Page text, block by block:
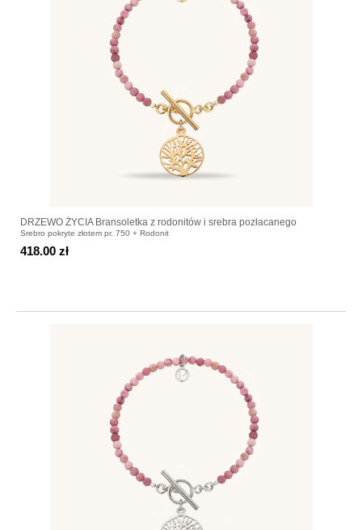
DRZEWO ŻYCIA Bransoletka z rodonitów i srebra pozłacanego
Srebro pokryte złotem pr. 750 + Rodonit
418.00 zł